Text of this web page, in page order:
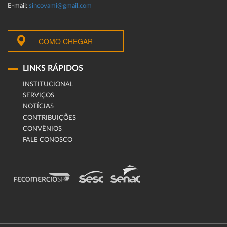
E-mail: sincovami@gmail.com
COMO CHEGAR
LINKS RÁPIDOS
INSTITUCIONAL
SERVIÇOS
NOTÍCIAS
CONTRIBUIÇÕES
CONVÊNIOS
FALE CONOSCO